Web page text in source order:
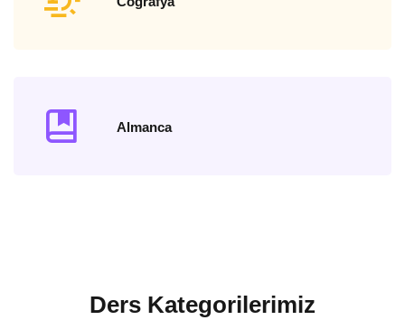
Almanca
Ders Kategorilerimiz